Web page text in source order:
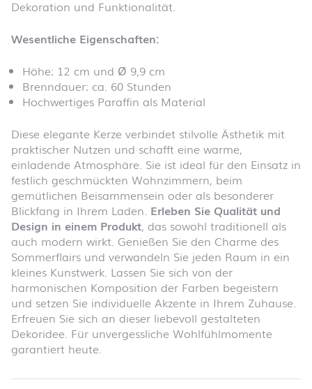
Dekoration und Funktionalität.
Wesentliche Eigenschaften:
Höhe: 12 cm und Ø 9,9 cm
Brenndauer: ca. 60 Stunden
Hochwertiges Paraffin als Material
Diese elegante Kerze verbindet stilvolle Ästhetik mit
praktischer Nutzen und schafft eine warme,
einladende Atmosphäre. Sie ist ideal für den Einsatz in
festlich geschmückten Wohnzimmern, beim
gemütlichen Beisammensein oder als besonderer
Blickfang in Ihrem Laden. Erleben Sie Qualität und
Design in einem Produkt, das sowohl traditionell als
auch modern wirkt. Genießen Sie den Charme des
Sommerflairs und verwandeln Sie jeden Raum in ein
kleines Kunstwerk. Lassen Sie sich von der
harmonischen Komposition der Farben begeistern
und setzen Sie individuelle Akzente in Ihrem Zuhause.
Erfreuen Sie sich an dieser liebevoll gestalteten
Dekoridee. Für unvergessliche Wohlfühlmomente
garantiert heute.